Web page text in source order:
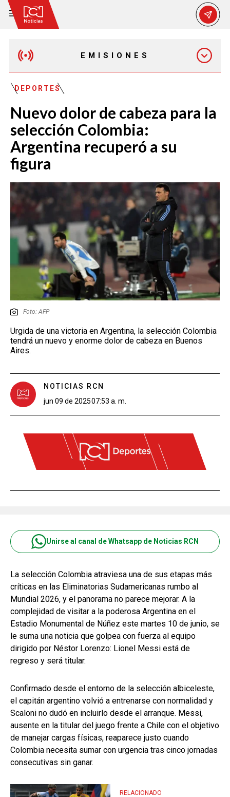
EMISIONES
EMISIÓN 12:30 PM
EMISIÓN 7:00 PM
EMISIÓN 11:30 PM
DEPORTES
Nuevo dolor de cabeza para la
selección Colombia:
Argentina recuperó a su
figura
Foto: AFP
Urgida de una victoria en Argentina, la selección Colombia
tendrá un nuevo y enorme dolor de cabeza en Buenos
Aires.
NOTICIAS RCN
jun 09 de 202507:53 a. m.
Unirse al canal de Whatsapp de Noticias RCN
La selección Colombia atraviesa una de sus etapas más
críticas en las Eliminatorias Sudamericanas rumbo al
Mundial 2026, y el panorama no parece mejorar. A la
complejidad de visitar a la poderosa Argentina en el
Estadio Monumental de Núñez este martes 10 de junio, se
le suma una noticia que golpea con fuerza al equipo
dirigido por Néstor Lorenzo: Lionel Messi está de
regreso y será titular.
Confirmado desde el entorno de la selección albiceleste,
el capitán argentino volvió a entrenarse con normalidad y
Scaloni no dudó en incluirlo desde el arranque. Messi,
ausente en la titular del juego frente a Chile con el objetivo
de manejar cargas físicas, reaparece justo cuando
Colombia necesita sumar con urgencia tras cinco jornadas
consecutivas sin ganar.
RELACIONADO